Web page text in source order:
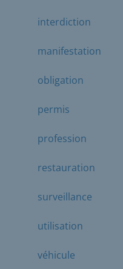
interdiction
manifestation
obligation
permis
profession
restauration
surveillance
utilisation
véhicule